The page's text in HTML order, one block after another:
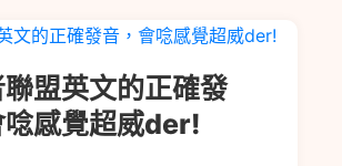
盟英文的正確發
唸感覺超威der!